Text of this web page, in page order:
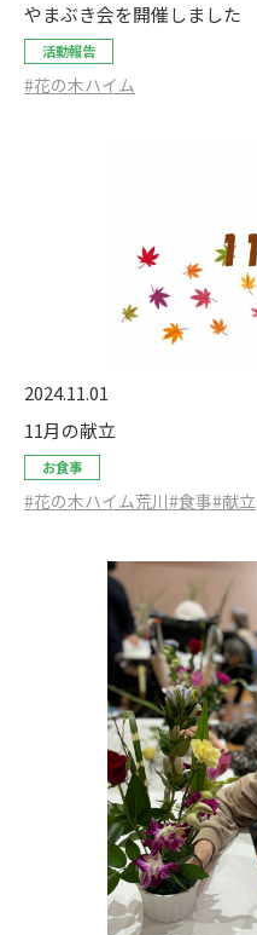
やまぶき会を開催しました
活動報告
#花の木ハイム
2024.11.01
11月の献立
お食事
#花の木ハイム荒川#食事#献立